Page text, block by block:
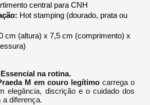
central para CNH
Hot stamping (dourado, prata ou
cm (altura) x 7,5 cm (comprimento) x
na rotina.
M em couro legítimo carrega o
elegância, discrição e o cuidado dos
a diferença.